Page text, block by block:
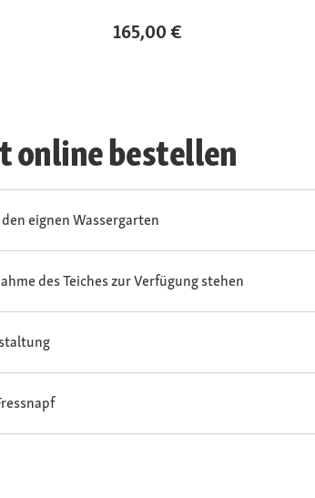
165,00 €
online bestellen
eignen Wassergarten
des Teiches zur Verfügung stehen